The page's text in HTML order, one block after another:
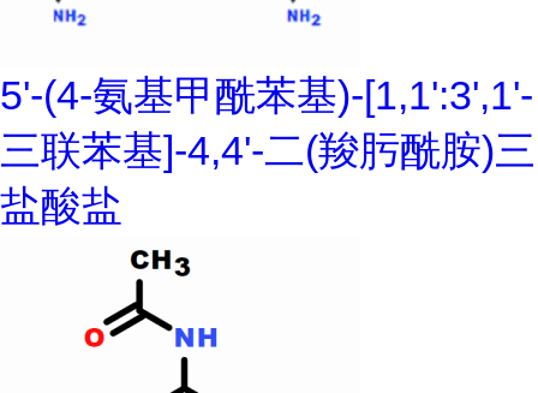
5'-(4-氨基甲酰苯基)-[1,1':3',1'-
三联苯基]-4,4'-二(羧肟酰胺)三
盐酸盐